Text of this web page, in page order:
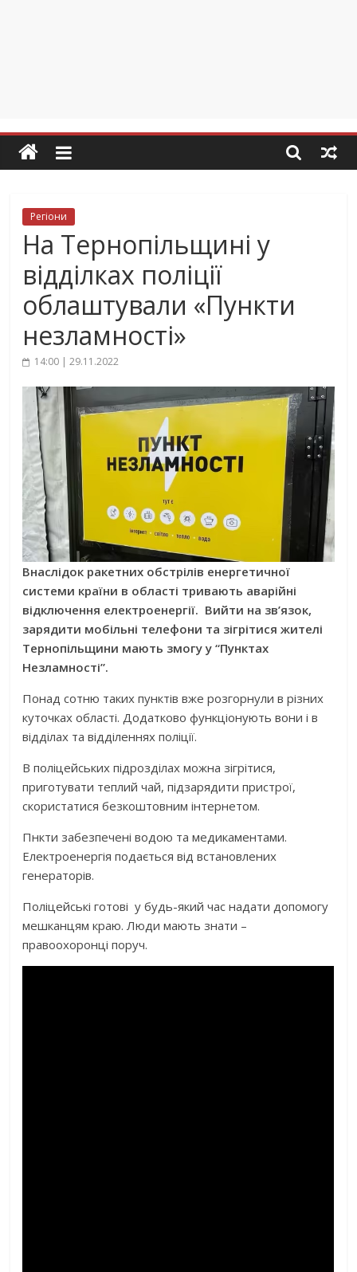
Регіони
На Тернопільщині у
відділках поліції
облаштували «Пункти
незламності»
14:00 | 29.11.2022
Внаслідок ракетних обстрілів енергетичної
системи країни в області тривають аварійні
відключення електроенергії. Вийти на зв’язок,
зарядити мобільні телефони та зігрітися жителі
Тернопільщини мають змогу у “Пунктах
Незламності”.
Понад сотню таких пунктів вже розгорнули в різних
куточках області. Додатково функціонують вони і в
відділах та відділеннях поліції.
В поліцейських підрозділах можна зігрітися,
приготувати теплий чай, підзарядити пристрої,
скористатися безкоштовним інтернетом.
Пнкти забезпечені водою та медикаментами.
Електроенергія подається від встановлених
генераторів.
Поліцейські готові у будь-який час надати допомогу
мешканцям краю. Люди мають знати –
правоохоронці поруч.